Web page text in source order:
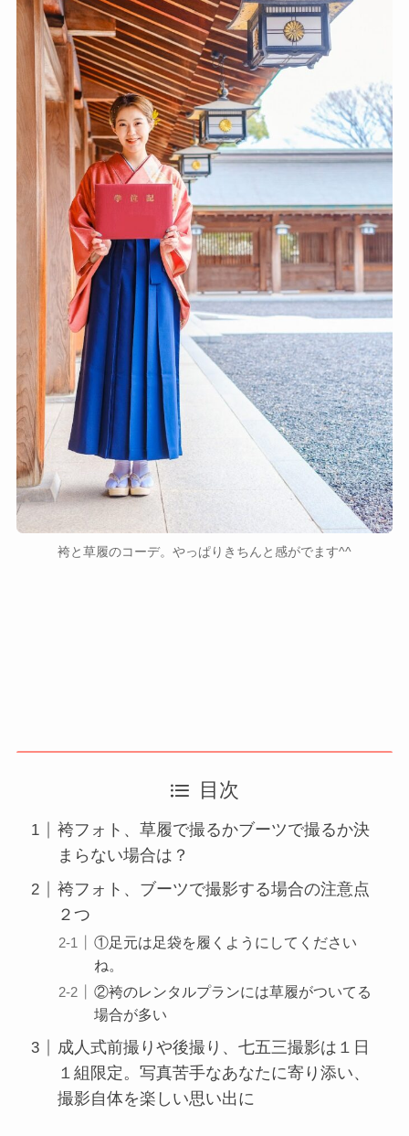
袴と草履のコーデ。やっぱりきちんと感がでます^^
目次
袴フォト、草履で撮るかブーツで撮るか決
まらない場合は？
袴フォト、ブーツで撮影する場合の注意点
２つ
①足元は足袋を履くようにしてください
ね。
②袴のレンタルプランには草履がついてる
場合が多い
成人式前撮りや後撮り、七五三撮影は１日
１組限定。写真苦手なあなたに寄り添い、
撮影自体を楽しい思い出に